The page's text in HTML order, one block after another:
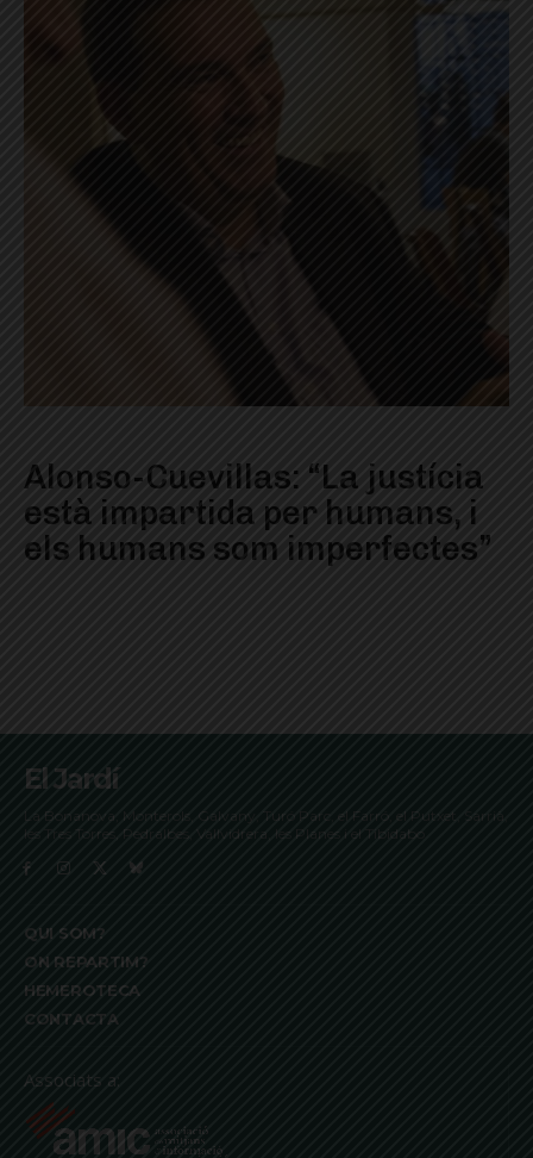
Alonso-Cuevillas: “La justícia
està impartida per humans, i
els humans som imperfectes”
El Jardí
La Bonanova, Monterols, Galvany, Turó Parc, el Farró, el Putxet, Sarrià,
les Tres Torres, Pedralbes, Vallvidrera, les Planes i el Tibidabo
QUI SOM?
ON REPARTIM?
HEMEROTECA
CONTACTA
Associats a: